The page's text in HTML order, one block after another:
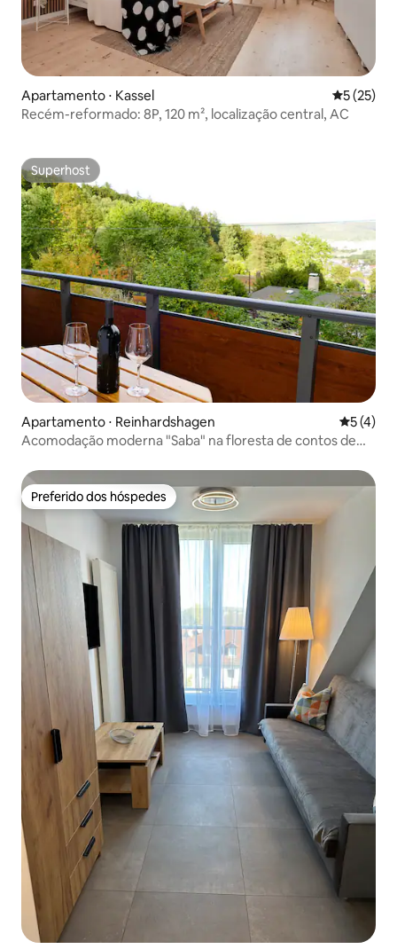
Apartamento ⋅ Kassel 5 de uma
5 (25)
Recém-reformado: 8P, 120 m², localização central, AC
Superhost
Superhost
Apartamento ⋅ Reinhardshagen 5 de
5 (4)
Acomodação moderna "Saba" na floresta de contos de
Preferido dos hóspedes
Preferido dos hóspedes